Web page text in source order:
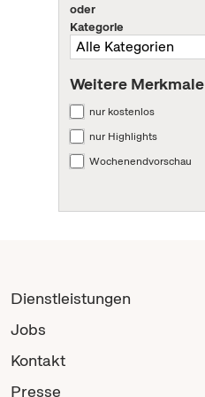
oder
Kategorie
Weitere Merkmale
nur kostenlos
nur Highlights
Wochenendvorschau
Dienstleistungen
Jobs
Kontakt
Presse